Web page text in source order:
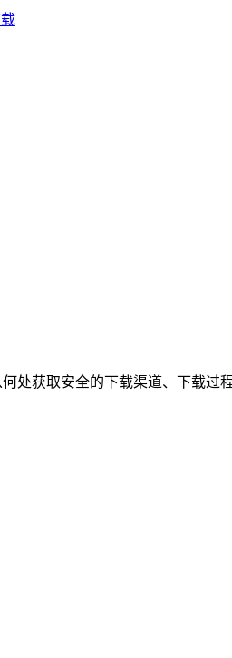
处获取安全的下载渠道、下载过